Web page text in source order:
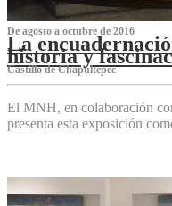
De agosto a octubre de 2016
La
historia y
Castillo de Chapultepec
El MNH, en colaboración
presenta esta exposición